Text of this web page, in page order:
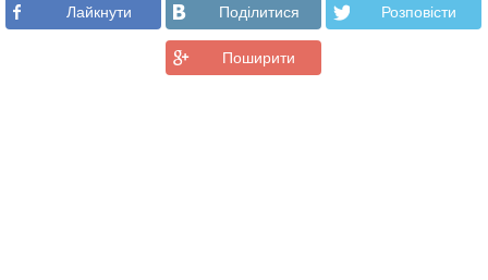
Лайкнути Подiлитися Розповiсти
Поширити